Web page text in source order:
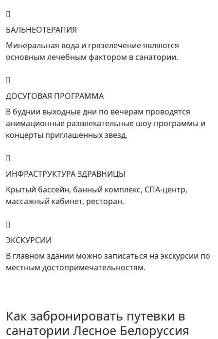
БАЛЬНЕОТЕРАПИЯ
Минеральная вода и грязелечение являются
основным лечебным фактором в санатории.
ДОСУГОВАЯ ПРОГРАММА
В буднии выходные дни по вечерам проводятся
анимационные развлекательные шоу-программы и
концерты приглашенных звезд.
ИНФРАСТРУКТУРА ЗДРАВНИЦЫ
Крытый бассейн, банный комплекс, СПА-центр,
массажный кабинет, ресторан.
ЭКСКУРСИИ
В главном здании можно записаться на экскурсии по
местным достопримечательностям.
Как забронировать путевки в
санатории Лесное Белоруссия